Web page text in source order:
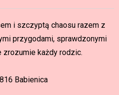
i szczyptą chaosu razem z
przygodami, sprawdzonymi
zrozumie każdy rodzic.
Babienica